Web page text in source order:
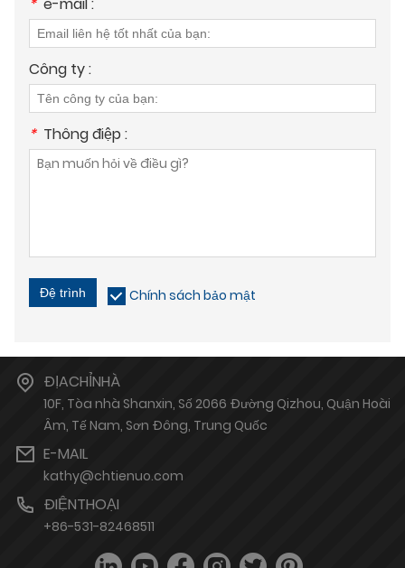
Công ty :
* Thông điệp :
Đệ trình Chính sách bảo mật
ĐỊACHỈNHÀ
10F, Tòa nhà Shanxin, Số 2066 Đường Qizhou, Quận Hoài
Âm, Tế Nam, Sơn Đông, Trung Quốc
E-MAIL
kathy@chtienuo.com
ĐIỆNTHOẠI
+86-531-82468511